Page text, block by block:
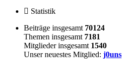
Statistik
Beiträge insgesamt 70124
Themen insgesamt 7181
Mitglieder insgesamt 1540
Unser neuestes Mitglied: j0uns